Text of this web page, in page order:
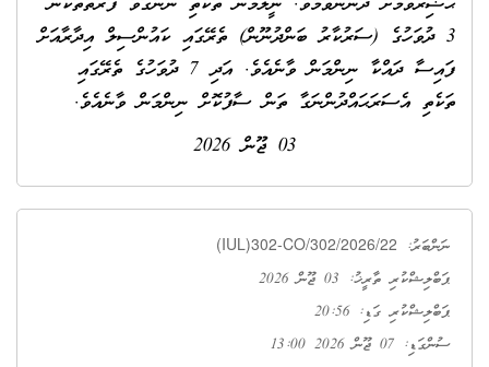
3 ދުވަހުގެ (ސަރުކާރު ބަންދުނޫން) ތެރޭގައި ކައުންސިލް އިދާރާއަށް
ފައިސާ ދައްކާ ނިންމަން ވާނެއެވެ. އަދި 7 ދުވަހުގެ ތެރޭގައި
ތަކެތި އެސަރަޙައްދުންނަގާ ތަން ސާފުކޮށް ނިންމަން ވާނެއެވެ.
03 ޖޫން 2026
ނަންބަރު: (IUL)302-CO/302/2026/22
ޕަބްލިޝްކުރި ތާރީޚު: 03 ޖޫން 2026
ޕަބްލިޝްކުރި ގަޑި: 20:56
ސުންގަޑި: 07 ޖޫން 2026 13:00